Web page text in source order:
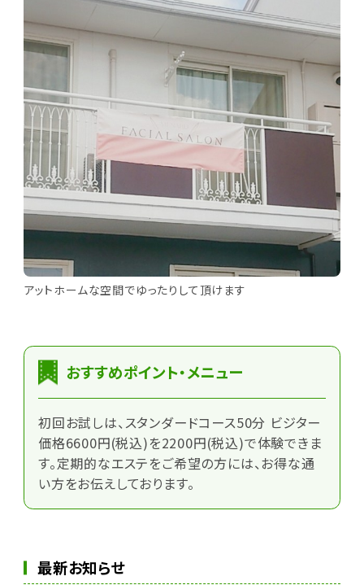
アットホームな空間でゆったりして頂けます
おすすめポイント・メニュー
初回お試しは、スタンダードコース50分 ビジター
価格6600円(税込)を2200円(税込)で体験できま
す。定期的なエステをご希望の方には、お得な通
い方をお伝えしております。
最新お知らせ